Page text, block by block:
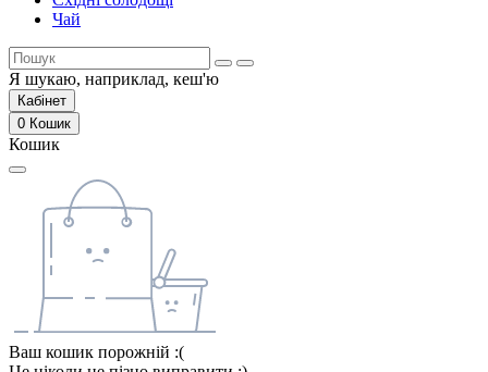
Чай
Я шукаю, наприклад, кеш'ю
Кабінет
0 Кошик
Кошик
Ваш кошик порожній :(